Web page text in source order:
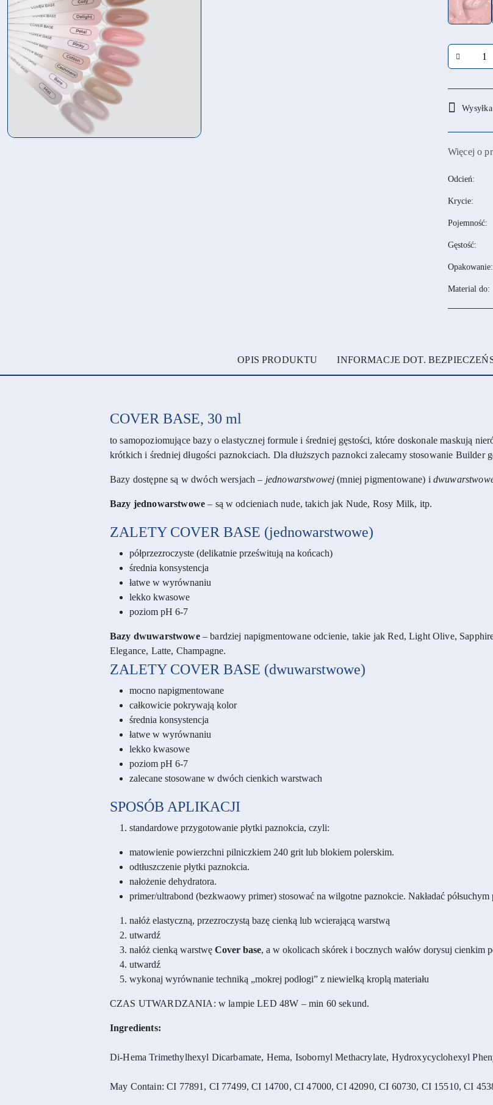
i
Więcej o
Odcień:
Krycie:
Pojemność:
Gęstość:
Opakowanie:
Material do:
OPIS PRODUKTU INFORMACJE DOT.
COVER BASE, 30 ml
to samopoziomujące bazy o elastycznej formule i średniej gęstości, które doskonale maskują
krótkich i średniej długości paznokciach. Dla dłuższych paznokci zalecamy stosowanie
Bazy dostępne są w dwóch wersjach – jednowarstwowej(mniej pigmentowane) i
Bazy jednowarstwowe – są w odcieniach nude, takich jak Nude, Rosy Milk, itp.
ZALETY COVER BASE (jednowarstwowe)
półprzezroczyste (delikatnie prześwitują na końcach)
średnia konsystencja
łatwe w wyrównaniu
lekko kwasowe
poziom pH 6-7
Bazy dwuwarstwowe– bardziej napigmentowane odcienie, takie jak Red, Light Olive,
Elegance, Latte, Champagne.
ZALETY COVER BASE (dwuwarstwowe)
mocno napigmentowane
całkowicie pokrywają kolor
średnia konsystencja
łatwe w wyrównaniu
lekko kwasowe
poziom pH 6-7
zalecane stosowane w dwóch cienkich warstwach
SPOSÓB APLIKACJI
standardowe przygotowanie płytki paznokcia, czyli:
matowienie powierzchni pilniczkiem 240 grit lub blokiem polerskim.
odtłuszczenie płytki paznokcia.
nałożenie dehydratora.
primer/ultrabond (bezkwaowy primer) stosować na wilgotne paznokcie. Nakładać półsuchym
nałóż elastyczną, przezroczystą bazę cienką lub wcierającą warstwą
utwardź
nałóż cienką warstwę Cover base, a w okolicach skórek i bocznych wałów dorysuj cienkim
utwardź
wykonaj wyrównanie techniką „mokrej podłogi” z niewielką kroplą materiału
CZAS UTWARDZANIA: w lampie LED 48W – min 60 sekund.
Ingredients:
Di-Hema Trimethylhexyl Dicarbamate, Hema, Isobornyl Methacrylate, Hydroxycyclohexyl
May Contain: CI 77891, CI 77499, CI 14700, CI 47000, CI 42090, CI 60730, CI 15510, CI